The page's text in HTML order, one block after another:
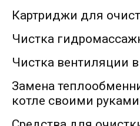
Картриджи для
Чистка
Чистка вентиляции в
Замена
котле своими руками